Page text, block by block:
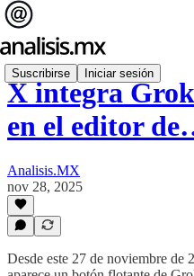
Suscribirse Iniciar sesión
X integra
en el editor
Analisis.MX
nov 28, 2025
Desde este 27 de noviembre de